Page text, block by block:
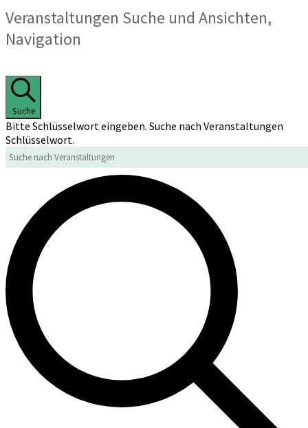
Veranstaltungen Suche und Ansichten,
Navigation
Suche
Bitte Schlüsselwort eingeben. Suche nach Veranstaltungen
Schlüsselwort.